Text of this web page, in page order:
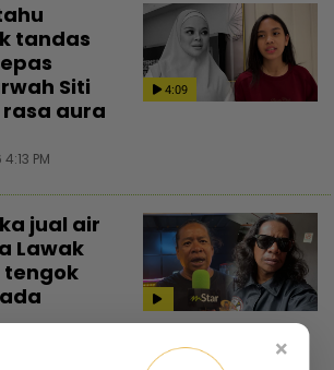
4:09
tandas
Siti
aura
PM
jual air
Lawak
tengok
PM ×